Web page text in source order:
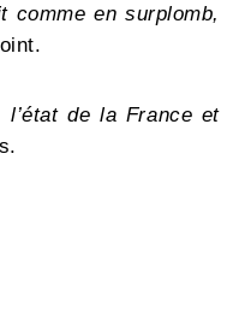
comme en surplomb,
de la France et